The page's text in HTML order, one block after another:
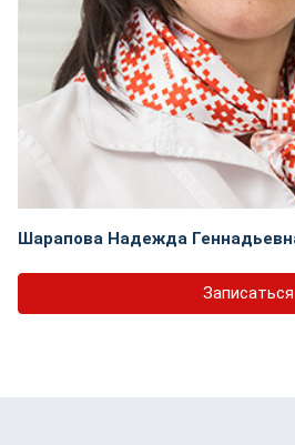
Шарапова Надежда
Записаться